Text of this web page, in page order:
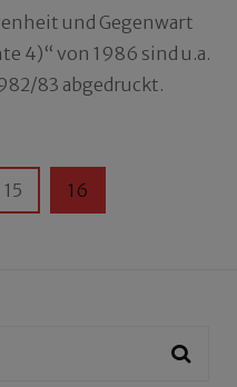
und Gegenwart
4)“ von 1986 sind u.a.
83 abgedruckt.
Seite
15 Seite
16